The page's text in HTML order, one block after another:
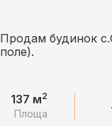
Продам будинок
поле).
137 м2
Площа